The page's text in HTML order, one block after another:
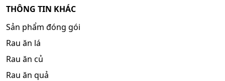
THÔNG TIN KHÁC
Sản phẩm đóng gói
Rau ăn lá
Rau ăn củ
Rau ăn quả